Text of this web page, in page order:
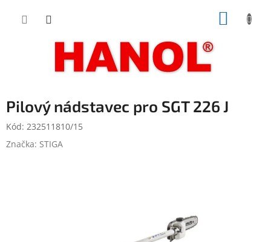
Pilový nádstavec pro SGT 226 J
Kód: 232511810/15
Značka: STIGA